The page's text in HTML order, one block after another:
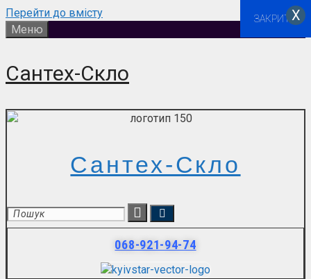
Перейти до вмісту
Меню
Сантех-Скло
Сантех-Скло
068-921-94-74
ЗАКРИТИХ